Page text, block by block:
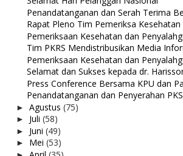
Penandatanganan dan Serah Terima
Rapat Pleno Tim Pemeriksa Kesehatan
Pemeriksaan Kesehatan dan
Tim PKRS Mendistribusikan Media
Pemeriksaan Kesehatan dan
Selamat dan Sukses kepada dr.
Press Conference Bersama KPU dan
Penandatanganan dan Penyerahan
► Agustus (75)
► Juli (58)
► Juni (49)
► Mei (53)